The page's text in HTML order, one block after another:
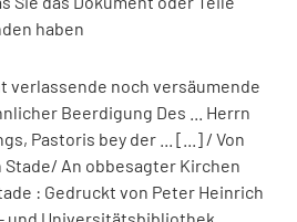
haben
verlassende noch versäumende
Beerdigung Des ... Herrn
Pastoris bey der ... [...] / Von
An obbesagter Kirchen
: Gedruckt von Peter Heinrich
und Universitätsbibliothek